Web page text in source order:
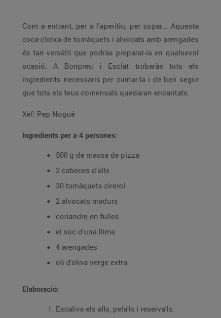
Com a entrant, per a l'aperitiu, per sopar... Aquesta
coca-clotxa de tomàquets i alvocats amb arengades
és tan versàtil que podràs preparar-la en qualsevol
ocasió. A Bonpreu i Esclat trobaràs tots els
ingredients necessaris per cuinar-la i de ben segur
que tots els teus comensals quedaran encantats.
Xef: Pep Nogué
Ingredients per a 4 persones:
500 g de massa de pizza
2 cabeces d'alls
30 tomàquets cirerol
2 alvocats madurs
coriandre en fulles
el suc d'una llima
4 arengades
oli d'oliva verge extra
Elaboració:
Escaliva els alls, pela'ls i reserva'ls.